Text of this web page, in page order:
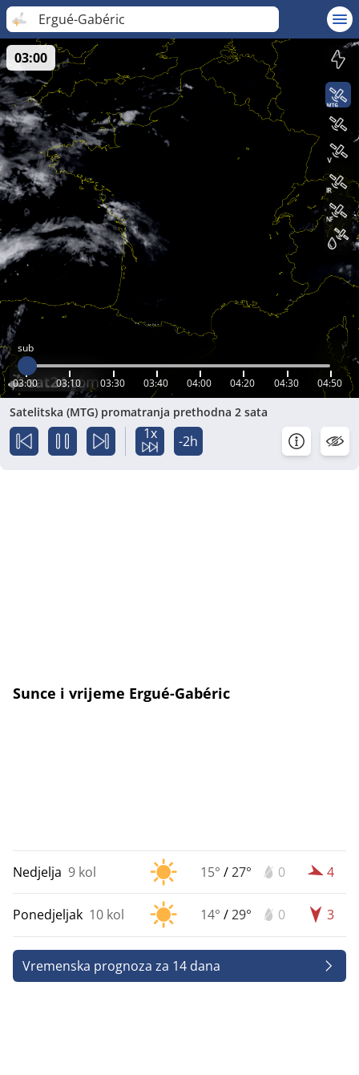
Ergué-Gabéric
sub
03:00 03:10 03:30 03:40 04:00 04:20 04:30 04:50
03:00
Satelitska (MTG) promatranja prethodna 2 sata
1x -2h
Sunce i vrijeme Ergué-Gabéric
Nedjelja 9 kol 15° /27° 0 4
Ponedjeljak 10 kol 14° /29° 0 3
Vremenska prognoza za 14 dana